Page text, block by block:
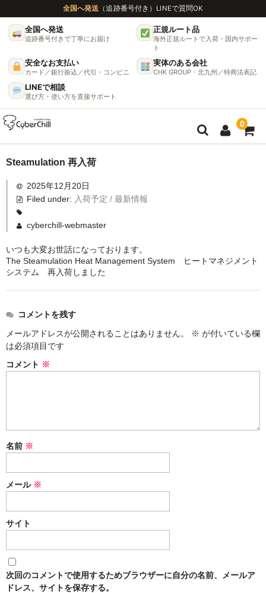
全国へ発送 （追跡番号付き） LINEで質問OK
全国へ発送
追跡番号付きで丁寧にお届け
正規ルート品
海外正規ルートで入荷・国内サポー
ト
安全なお支払い
カード／銀行振込／代引・コンビニ
実体のある会社
CHK GROUP・北九州／特商法表記
LINEで相談
選び方・使い方を直接サポート
0
ガイド
🌫 ヴェポライザー機種比較ガイド
挽き方で味が変わる理由
マウスピースの選び方
シーシャの始め方
BFG Dani（バッテリー不要ヴェポ）
入荷予定 / 最新情報
予約
CyberChill
Steamulation 再入荷
2025年12月20日
Filed under: 入荷予定 / 最新情報
cyberchill-webmaster
いつも大変お世話になっております。
The Steamulation Heat Management System ヒートマネジメント
システム 再入荷しました
コメントを残す
メールアドレスが公開されることはありません。
※ が付いている欄
は必須項目です
コメント ※
名前 ※
メール ※
サイト
次回のコメントで使用するためブラウザーに自分の名前、メールア
ドレス、サイトを保存する。